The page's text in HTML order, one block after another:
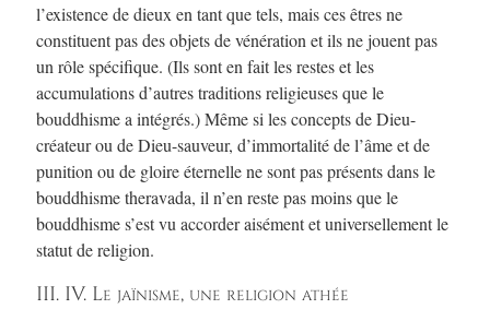
l’existence de dieux en tant que tels, mais ces êtres ne
constituent pas des objets de vénération et ils ne jouent pas
un rôle spécifique. (Ils sont en fait les restes et les
accumulations d’autres traditions religieuses que le
bouddhisme a intégrés.) Même si les concepts de Dieu-
créateur ou de Dieu-sauveur, d’immortalité de l’âme et de
punition ou de gloire éternelle ne sont pas présents dans le
bouddhisme theravada, il n’en reste pas moins que le
bouddhisme s’est vu accorder aisément et universellement le
statut de religion.
III. IV. Le jaïnisme, une religion athée